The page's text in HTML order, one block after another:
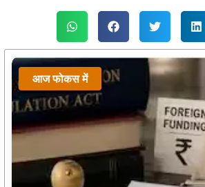
आज फोकस में